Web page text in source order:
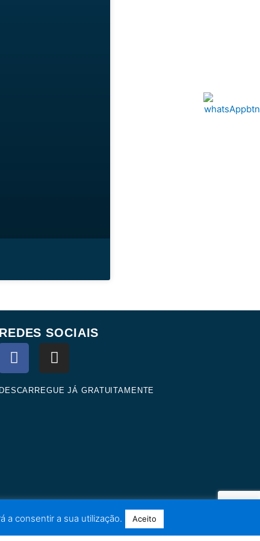
REDES SOCIAIS
F
a
c
e
I
n
s
t
DESCARREGUE JÁ GRATUITAMENTE
a consentir a sua utilização. Aceito